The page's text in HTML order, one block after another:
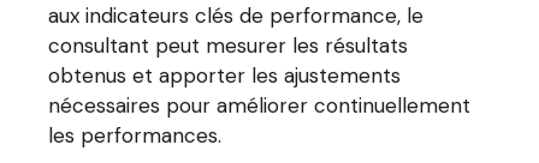
aux indicateurs clés de performance, le
consultant peut mesurer les résultats
obtenus et apporter les ajustements
nécessaires pour améliorer continuellement
les performances.